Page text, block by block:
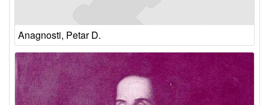
Anagnosti, Petar D.